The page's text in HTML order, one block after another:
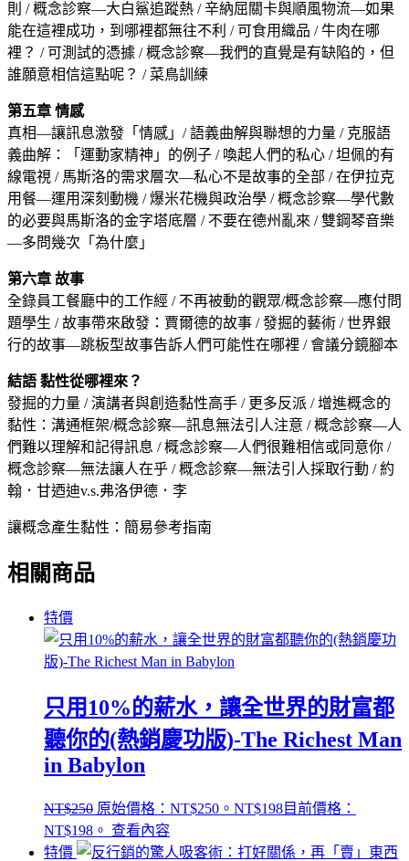
則 / 概念診察—大白鯊追蹤熱 / 辛納屈關卡與順風物流—如果
能在這裡成功，到哪裡都無往不利 / 可食用織品 / 牛肉在哪
裡？ / 可測試的憑據 / 概念診察—我們的直覺是有缺陷的，但
誰願意相信這點呢？ / 菜鳥訓練
第五章 情感
真相—讓訊息激發「情感」/ 語義曲解與聯想的力量 / 克服語
義曲解：「運動家精神」的例子 / 喚起人們的私心 / 坦佩的有
線電視 / 馬斯洛的需求層次—私心不是故事的全部 / 在伊拉克
用餐—運用深刻動機 / 爆米花機與政治學 / 概念診察—學代數
的必要與馬斯洛的金字塔底層 / 不要在德州亂來 / 雙鋼琴音樂
—多問幾次「為什麼」
第六章 故事
全錄員工餐廳中的工作經 / 不再被動的觀眾/概念診察—應付問
題學生 / 故事帶來啟發：賈爾德的故事 / 發掘的藝術 / 世界銀
行的故事—跳板型故事告訴人們可能性在哪裡 / 會議分鏡腳本
結語 黏性從哪裡來？
發掘的力量 / 演講者與創造黏性高手 / 更多反派 / 增進概念的
黏性：溝通框架/概念診察—訊息無法引人注意 / 概念診察—人
們難以理解和記得訊息 / 概念診察—人們很難相信或同意你 /
概念診察—無法讓人在乎 / 概念診察—無法引人採取行動 / 約
翰．甘迺迪v.s.弗洛伊德．李
讓概念產生黏性：簡易參考指南
相關商品
特價
只用10%的薪水，讓全世界的財富都
聽你的(熱銷慶功版)-The Richest Man
in Babylon
NT$250 原始價格：NT$250。 NT$198目前價格：
NT$198。 查看內容
特價